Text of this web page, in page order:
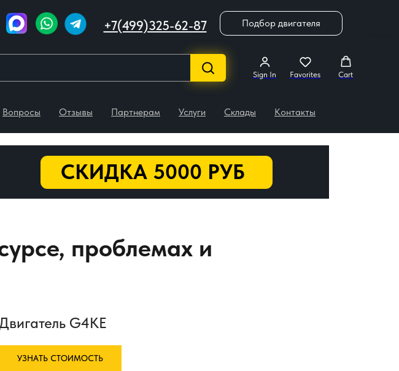
+7(499)325-62-87 Подбор двигателя
Sign In Favorites Cart
Вопросы Отзывы Партнерам Услуги Склады Контакты
СКИДКА 5000 РУБ
проблемах и
G4KE
УЗНАТЬ СТОИМОСТЬ